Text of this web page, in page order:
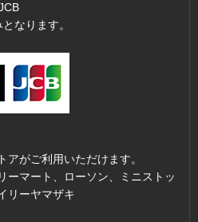
なります。
アがご利用いただけます。
ーマート、ローソン、ミニストッ
リーヤマザキ